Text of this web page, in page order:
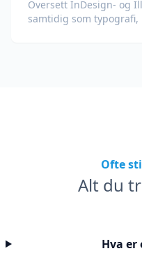
Oversett InDesign- og
samtidig som
Ofte
Alt du
Hva er